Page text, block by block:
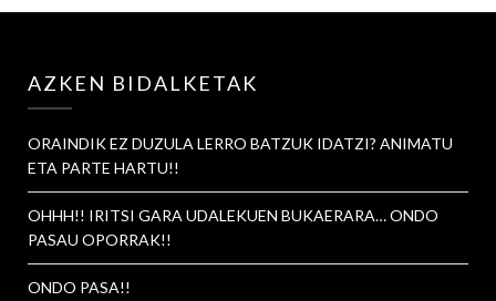
AZKEN BIDALKETAK
ORAINDIK EZ DUZULA LERRO BATZUK IDATZI? ANIMATU
ETA PARTE HARTU!!
OHHH!! IRITSI GARA UDALEKUEN BUKAERARA… ONDO
PASAU OPORRAK!!
ONDO PASA!!